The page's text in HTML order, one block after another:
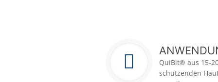
QuiBit® aus 15-
schützenden